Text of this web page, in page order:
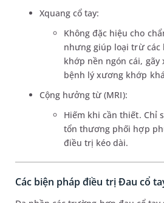
Xquang cổ tay:
Không đặc hiệu cho
nhưng giúp loại trừ các
khớp nền ngón cái,
bệnh lý xương khớp
Cộng hưởng từ (MRI):
Hiếm khi cần thiết. Chỉ
tổn thương phối hợp
điều trị kéo dài.
Các biện pháp điều trị Đau cổ